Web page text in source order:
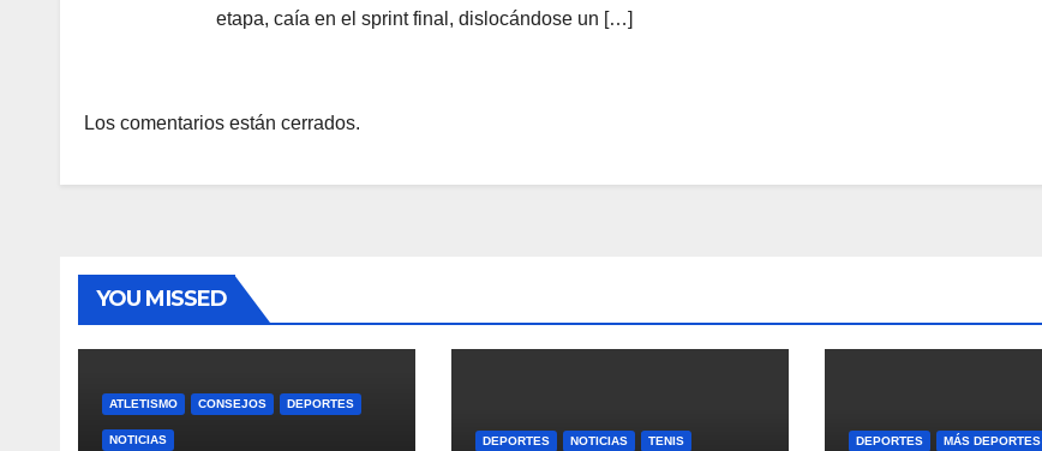
etapa, caía en el sprint final, dislocándose un […]
Los comentarios están cerrados.
YOU MISSED
ATLETISMO CONSEJOS DEPORTES
NOTICIAS DEPORTES NOTICIAS TENIS DEPORTES MÁS DEPORTES